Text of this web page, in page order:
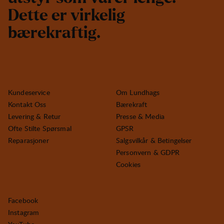
Dette er virkelig
bærekraftig.
Kundeservice
Kontakt Oss
Levering & Retur
Ofte Stilte Spørsmal
Reparasjoner
Om Lundhags
Bærekraft
Presse & Media
GPSR
Salgsvilkår & Betingelser
Personvern & GDPR
Cookies
Facebook
Instagram